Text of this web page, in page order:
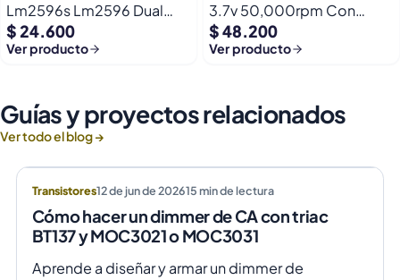
Lm2596s Lm2596 Dual
Usb 9-36v A 5v Dc Jack
$ 24.600
Ver producto
3.7v 50,000rpm Con
Helices Micro Fpv
$ 48.200
Ver producto
Guías y proyectos relacionados
Ver todo el blog →
Transistores12 de jun de 202615min de lectura
Cómo hacer un dimmer de CA con triac
BT137 y MOC3021 o MOC3031
Aprende a diseñar y armar un dimmer de